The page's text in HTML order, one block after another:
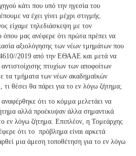
κάτι που υπό την ηγεσία του
να έχει γίνει μέχρι στιγμής.
είχαμε τηλεδιάσκεψη με τον
όπου μας ανέφερε ότι πρώτα πρέπει να
αξιολόγησης των νέων τμημάτων που
2019 από την ΕΘΑΑΕ και μετά να
πτυχίων των αποφοίτων
τμήματα των νέων ακαδημαϊκών
θέσει θα πάρει για το εν λόγω ζήτημα;
ότι το κόμμα μελετάει να
αλλά προέκυψαν άλλα σημαντικά
εν λόγω ζήτημα. Επιπλέον, η Τομεάρχης
ότι το πρόβλημα είναι αρκετά
μια άμεση τοποθέτηση για το εν λόγω